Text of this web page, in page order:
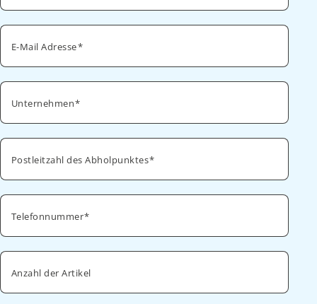
E-Mail Adresse
Unternehmen
Postleitzahl des Abholpunktes
Telefonnummer
Anzahl der Artikel